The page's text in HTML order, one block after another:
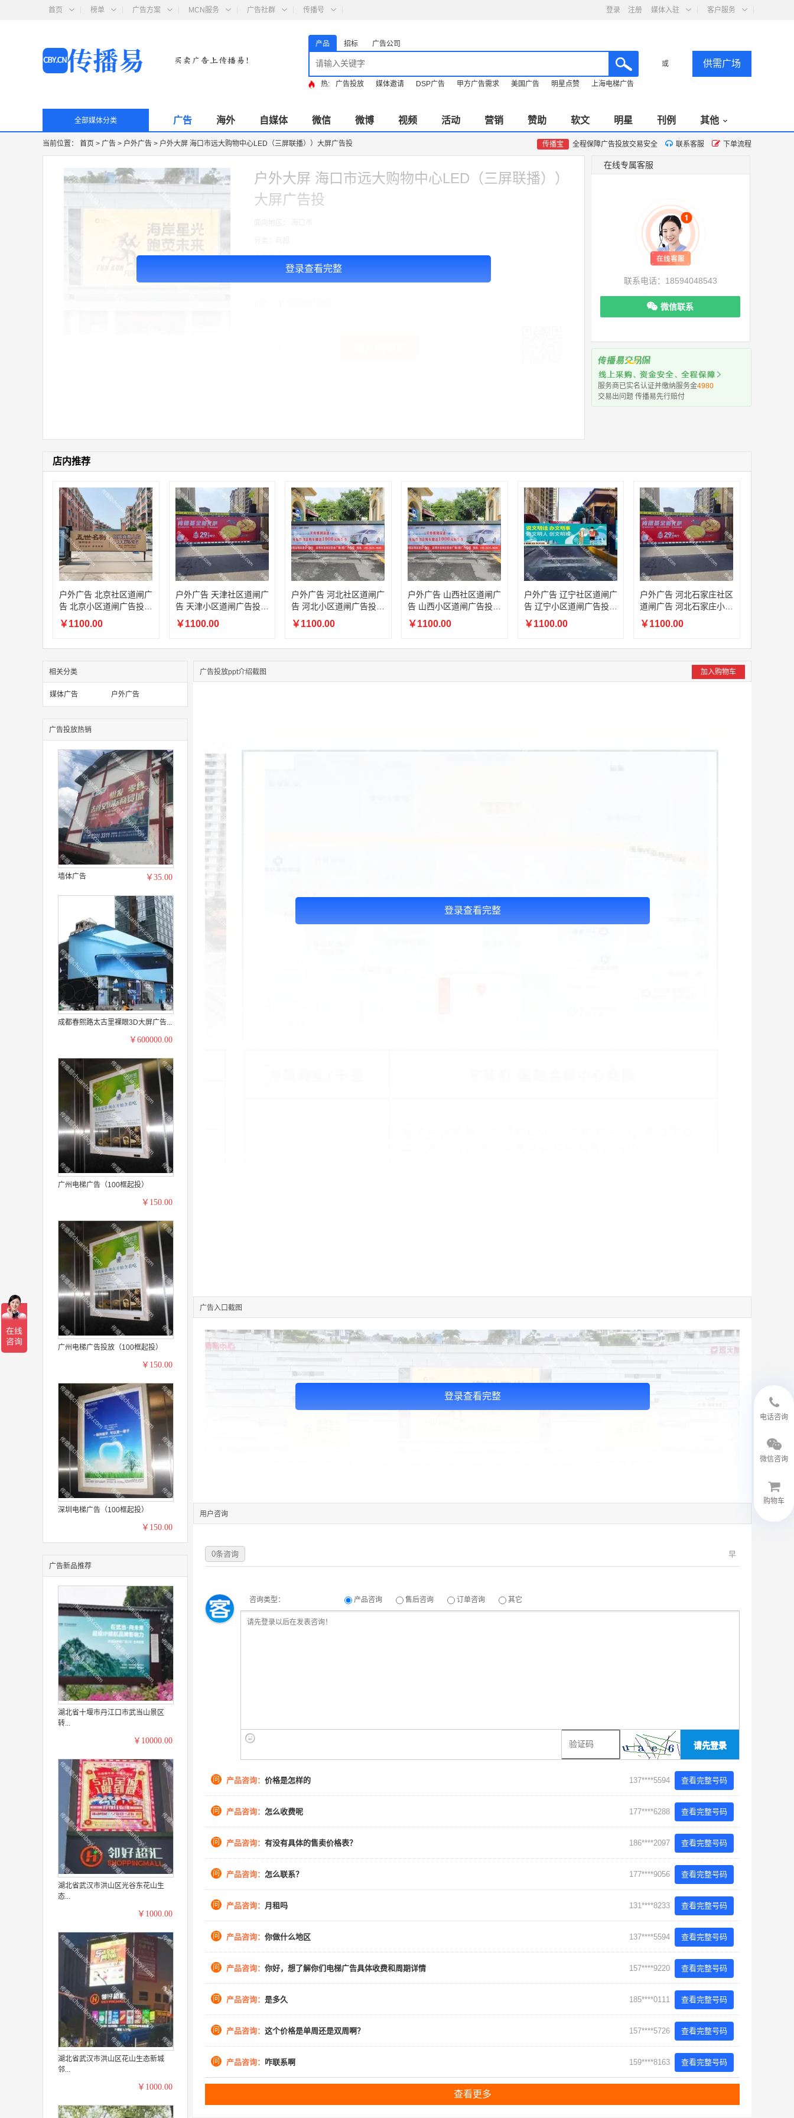
首页 榜单 广告方案 MCN服务 广告社群 传播号 登录 注册 媒体入驻 客户服务
产品 招标 广告公司
或 供需广场
热: 广告投放 媒体邀请 DSP广告 甲方广告需求 美国广告 明星点赞 上海电梯广告
全部媒体分类 广告 海外 自媒体 微信 微博 视频 活动 营销 赞助 软文 明星 刊例 其他
当前位置： 首页 > 广告 > 户外广告 > 户外大屏 海口市远大购物中心LED（三屏联播））大屏广告投 传播宝 全程保障广告投放交易安全 联系客服 下单流程
登录查看完整
户外大屏 海口市远大购物中心LED（三屏联播））
大屏广告投
05:17:23 182****1341 联系了该媒体所在商家
03:18:49 173****0620
联系了该媒体所在商家
03:20:56 156****3374 联系了该媒体所在商家
03:42:33 158****0746 联系了该媒体所在商家
01:59:39 189****2617 联系了该媒体所在商家
12:40:20 177****7961 联系了该媒体所在商家
04:12:36 181****8167 联系了该媒体所在商家
04:16:44 181****0078 联系了该媒体所在商家
01:50:54 192****2334
联系了该媒体所在商家
03:40:56 157****6971 联系了该媒体所在商家
10:08:47 155****5272
联系了该媒体所在商家
04:09:07 182****6963 联系了该媒体所在商家
在线专属客服
联系电话：18594048543
微信联系
服务商已实名认证并缴纳服务金4980
交易出问题 传播易先行赔付
店内推荐
户外广告 北京社区道闸广
告 北京小区道闸广告投放
价格
￥1100.00
户外广告 天津社区道闸广
告 天津小区道闸广告投放
价格
￥1100.00
户外广告 河北社区道闸广
告 河北小区道闸广告投放
价格
￥1100.00
户外广告 山西社区道闸广
告 山西小区道闸广告投放
价格
￥1100.00
户外广告 辽宁社区道闸广
告 辽宁小区道闸广告投放
价格
￥1100.00
户外广告 河北石家庄社区
道闸广告 河北石家庄小区
道闸广告投放价格
￥1100.00
相关分类
媒体广告 户外广告
广告投放热销
墙体广告 ￥35.00
成都春熙路太古里裸眼3D大屏广告...
￥600000.00
广州电梯广告（100框起投）
￥150.00
广州电梯广告投放（100框起投）
￥150.00
深圳电梯广告（100框起投）
￥150.00
广告新品推荐
湖北省十堰市丹江口市武当山景区
转...
￥10000.00
湖北省武汉市洪山区光谷东花山生
态...
￥1000.00
湖北省武汉市洪山区花山生态新城
邻...
￥1000.00
广告投放ppt介绍截图 加入购物车
登录查看完整
广告入口截图
登录查看完整
用户咨询
早
0条咨询
咨询类型： 产品咨询 售后咨询 订单咨询 其它
请先登录
问 产品咨询： 价格是怎样的 137****5594 查看完整号码
问 产品咨询： 怎么收费呢 177****6288 查看完整号码
问 产品咨询： 有没有具体的售卖价格表？ 186****2097 查看完整号码
问 产品咨询： 怎么联系？ 177****9056 查看完整号码
问 产品咨询： 月租吗 131****8233 查看完整号码
问 产品咨询： 你做什么地区 137****5594 查看完整号码
问 产品咨询： 你好，想了解你们电梯广告具体收费和周期详情 157****9220 查看完整号码
问 产品咨询： 是多久 185****0111 查看完整号码
问 产品咨询： 这个价格是单周还是双周啊？ 157****5726 查看完整号码
问 产品咨询： 咋联系啊 159****8163 查看完整号码
查看更多
电话咨询
微信咨询
购物车